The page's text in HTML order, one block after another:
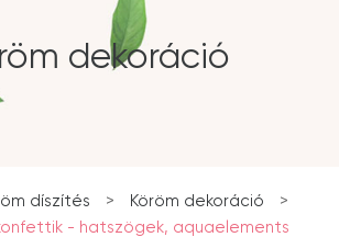
dekoráció
díszítés > Köröm dekoráció
>
- hatszögek, aquaelements